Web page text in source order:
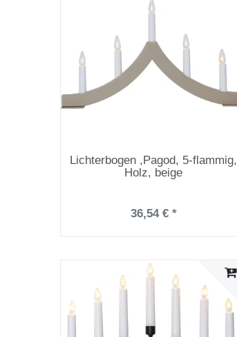
Lichterbogen ,Pagod, 5-flammig,
Holz, beige
36,54 € *